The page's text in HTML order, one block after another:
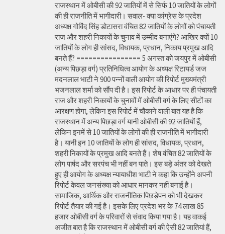
राजस्थान में ओबीसी की 92 जातियों में से सिर्फ 10 जातियों के लोगों
की ही राजनीति में भागीदारी। सवाल- क्या कांग्रेस के प्रदेश
अध्यक्ष गोविंद सिंह डोटासरा वंचित 82 जातियों के लोगों को पंचायती
राज और शहरी निकायों के चुनाव में उम्मीद बनाएंगे? आखिर क्यों 10
जातियों के लोग ही सांसद, विधायक, प्रधान, निकाय प्रमुख आदि
बनते हैं? ================ 5 अगस्त को जयपुर में ओबीसी
(अन्य पिछड़ा वर्ग) प्रतिनिधित्व आयोग के अध्यक्ष रिटायर्ड जज
मदनलाल भाटी ने 900 पन्नों वाली आयोग की रिपोर्ट मुख्यमंत्री
भजनलाल शर्मा को सौंप दी है। इस रिपोर्ट के आधार पर ही पंचायती
राज और शहरी निकायों के चुनावों में ओबीसी वर्ग के लिए सीटों का
आरक्षण होगा, लेकिन इस रिपोर्ट में चौकाने वाली बात यह है कि
राजस्थान में अन्य पिछड़ा वर्ग यानी ओबीसी की 92 जातियों हैं,
लेकिन इनमें से 10 जातियों के लोगों की ही राजनीति में भागीदारी
है। यानी इन 10 जातियों के लोग ही सांसद, विधायक, प्रधान,
शहरी निकायों के प्रमुख आदि बनते हैं। शेष वंचित 82 जातियों के
लोग पार्षद और सरपंच भी नहीं बन पाते। इस बड़े अंतर को देखते
हुए ही आयोग के अध्यक्ष न्यायाधीश भाटी ने कहा कि उन्होंने अपनी
रिपोर्ट केवल जनसंख्या को आधार मानकर नहीं बनाई है।
सामाजिक, आर्थिक और राजनीतिक पिछड़ेपन को भी देखकर
रिपोर्ट तैयार की गई है। इसके लिए प्रदेश भर के 74 लाख 85
हजार ओबीसी वर्ग के परिवारों से संवाद किया गया है। यह वाकई
अजीत बात है कि राजस्थान में ओबीसी वर्ग की ऐसी 82 जातियां हैं,